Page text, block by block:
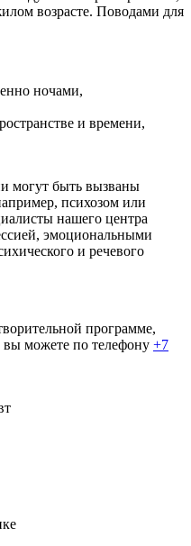
возрасте. Поводами для
ночами,
и времени,
могут быть вызваны
психозом или
нашего центра
эмоциональными
и речевого
программе,
вы можете по телефону +7